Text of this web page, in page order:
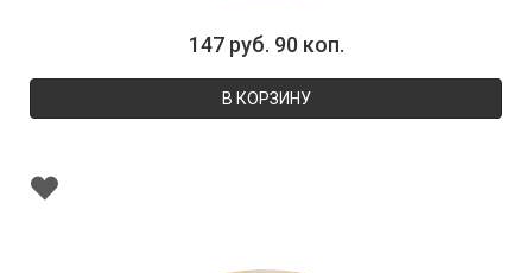
147 руб. 90 коп.
В КОРЗИНУ